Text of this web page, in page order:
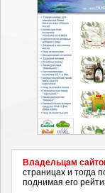
Владельцам
страницах и тогда
поднимая его